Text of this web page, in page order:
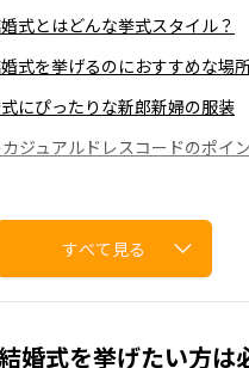
式とはどんな挙式スタイル？
式を挙げるのにおすすめな場
にぴったりな新郎新婦の服装
ジュアルドレスコードのポイ
ジュアルドレスコードのポイント
式を選ぶメリット
式だからこそできるおすすめ
すべて見る
婚式を挙げたい方は